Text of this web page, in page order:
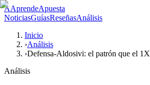
AAprendeApuesta
NoticiasGuíasReseñasAnálisis
Inicio
›Análisis
›Defensa-Aldosivi: el patrón que el
Análisis